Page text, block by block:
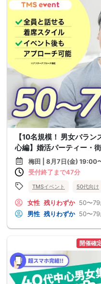
【10名規模！ 男女バラ
心編】婚活パーティー・
梅田 | 8月7日(金) 19:00
受付終了まで47分
TMSイベント 50代向け
女性 残りわずか 50〜
男性 残りわずか 50〜
開催確